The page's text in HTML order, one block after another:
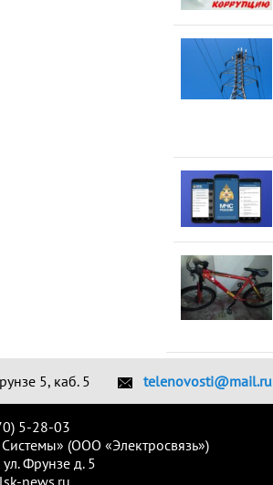
5, каб. 5 telenovosti@mail.ru
5-28-03
(ООО «Электросвязь»)
Фрунзе д. 5